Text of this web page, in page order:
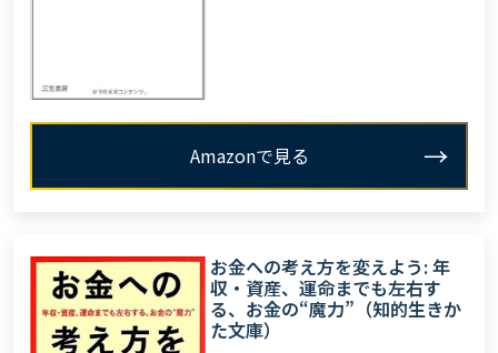
Amazonで見る
お金への考え方を変えよう: 年
収・資産、運命までも左右す
る、お金の“魔力”（知的生きか
た文庫）